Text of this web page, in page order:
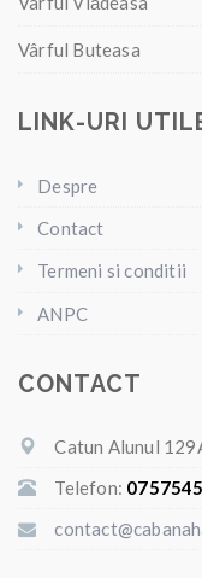
Vârful Buteasa
LINK-URI
Despre
Contact
Termeni si conditii
ANPC
CONTACT
Catun Alunul
Telefon: